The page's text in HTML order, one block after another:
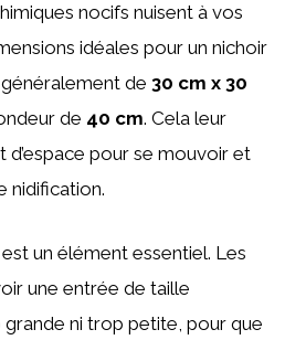
nocifs nuisent à vos
idéales pour un nichoir
de 30 cm x 30
de 40 cm. Cela leur
d’espace pour se mouvoir et
nidification.
est un élément essentiel. Les
une entrée de taille
ni trop petite, pour que